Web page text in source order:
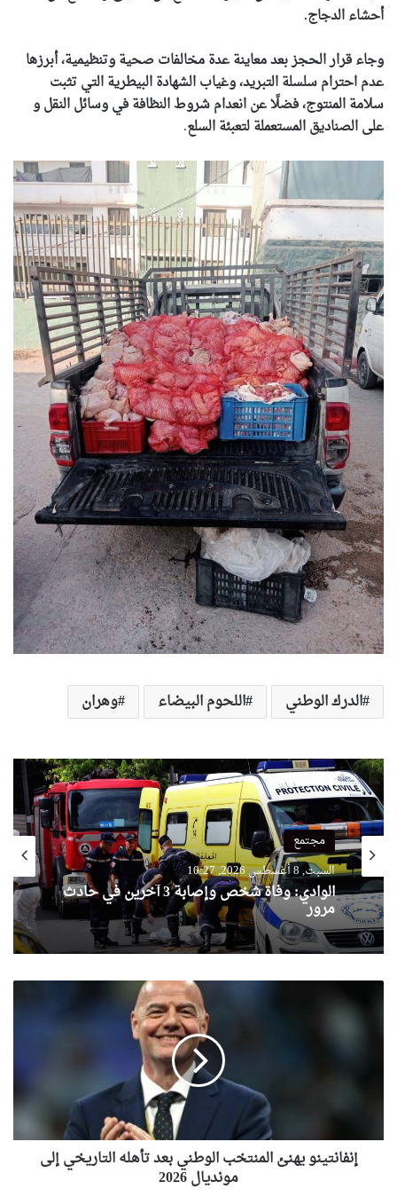
أحشاء الدجاج.
وجاء قرار الحجز بعد معاينة عدة مخالفات صحية وتنظيمية، أبرزها
عدم احترام سلسلة التبريد، وغياب الشهادة البيطرية التي تثبت
سلامة المنتوج، فضلًا عن انعدام شروط النظافة في وسائل النقل و
على الصناديق المستعملة لتعبئة السلع.
الدرك الوطني اللحوم البيضاء وهران
مجتمع
السبت, 8 أغسطس 2026, 10:27
الوادي: وفاة شخص وإصابة 3 آخرين في حادث
مرور
إنفانتينو
مونديال 2026
إنفانتينو يهنئ المنتخب الوطني بعد تأهله التاريخي إلى
مونديال 2026